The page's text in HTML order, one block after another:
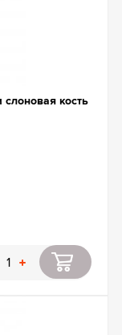
кость